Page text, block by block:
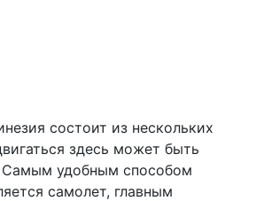
состоит из нескольких
здесь может быть
Самым удобным способом
самолет, главным